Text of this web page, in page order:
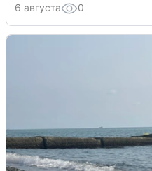
6 августа 0